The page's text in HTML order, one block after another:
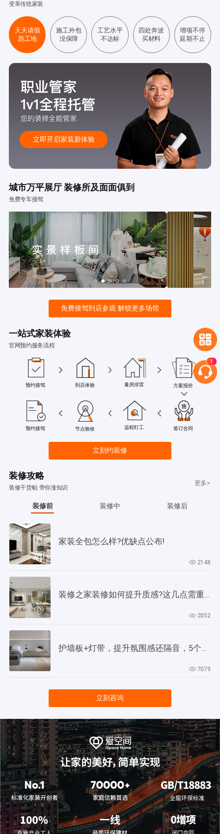
变革传统家装
天天请假
跑工地
施工外包
没保障
工艺水平
不达标
四处奔波
买材料
增项不停
延期不止
立即开启家装新体验
城市万平展厅 装修所及面面俱到
免费专车接驾
免费接驾到店参观 解锁更多场馆
一站式家装体验
官网预约服务流程
预约接驾 到店体验 量房排雷 方案报价
预约接驾 节点验收 远程盯工 签订合同
立刻约装修
装修攻略
装修干货帖 带你涨知识
更多>
装修前 装修中 装修后
家装全包怎么样?优缺点公布!
2148
装修之家装修如何提升质感?这几点需重视起来
2052
7079
立刻咨询